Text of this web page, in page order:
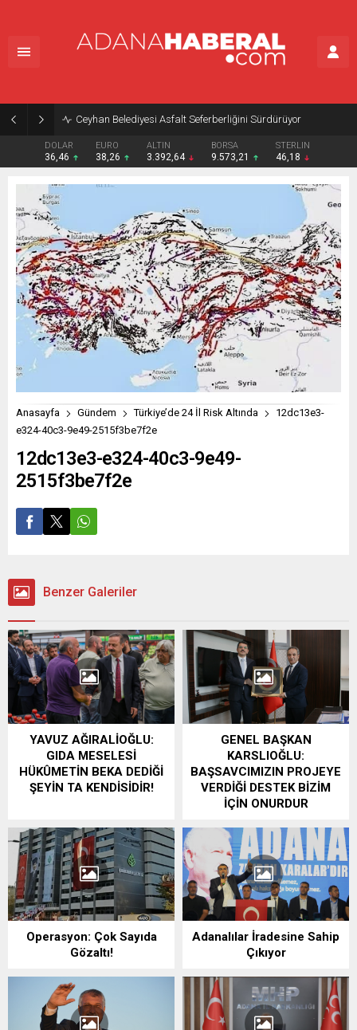
Ceyhan Belediyesi Asfalt Seferberliğini Sürdürüyor
DOLAR
36,46
EURO
38,26
ALTIN
3.392,64
BORSA
9.573,21
STERLIN
46,18
Anasayfa Gündem Türkiye’de 24 İl Risk Altında
12dc13e3-
e324-40c3-9e49-2515f3be7f2e
12dc13e3-e324-40c3-9e49-
2515f3be7f2e
Benzer Galeriler
YAVUZ AĞIRALİOĞLU:
GIDA MESELESİ
HÜKÛMETİN BEKA DEDİĞİ
ŞEYİN TA KENDİSİDİR!
GENEL BAŞKAN
KARSLIOĞLU:
BAŞSAVCIMIZIN PROJEYE
VERDİĞİ DESTEK BİZİM
İÇİN ONURDUR
Operasyon: Çok Sayıda
Gözaltı!
Adanalılar İradesine Sahip
Çıkıyor